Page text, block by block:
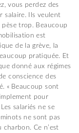
vous perdez des
salaire. Ils veulent
trop. Beaucoup
est
de la grève, la
pratiquée. Et
donné aux régimes
conscience des
« Beaucoup sont
pour
salariés ne se
ne sont pas
Ce n’est